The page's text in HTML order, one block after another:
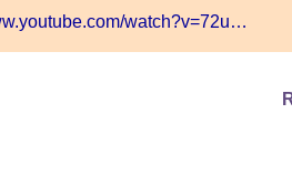
watch?v=72u…